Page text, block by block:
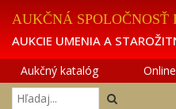
AUKČNÁ SPOLOČNOSŤ
AUKCIE UMENIA A
Aukčný katalóg